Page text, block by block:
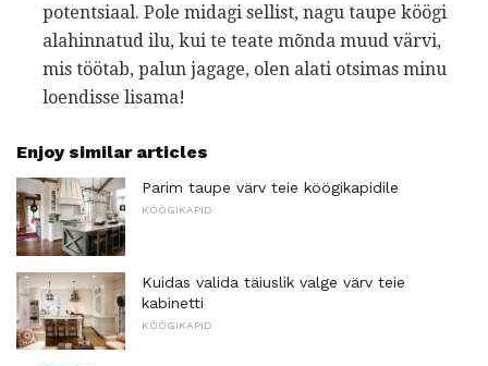
potentsiaal. Pole midagi sellist, nagu taupe köögi
alahinnatud ilu, kui te teate mõnda muud värvi,
mis töötab, palun jagage, olen alati otsimas minu
loendisse lisama!
Enjoy similar articles
Parim taupe värv teie köögikapidile
KÖÖGIKAPID
Kuidas valida täiuslik valge värv teie
kabinetti
KÖÖGIKAPID